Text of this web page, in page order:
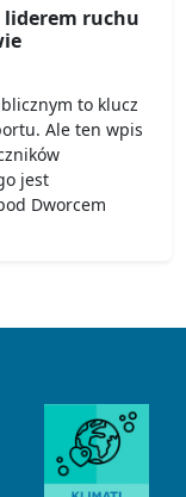
liderem ruchu
to klucz
Ale ten wpis
jest
Dworcem